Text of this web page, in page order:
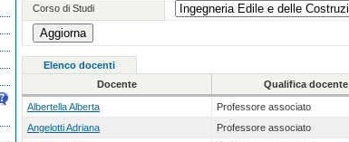
Corso di Studi
Elenco docenti
Docente
Qualifica docente
Albertella Alberta Professore associato
Angelotti Adriana
Professore associato